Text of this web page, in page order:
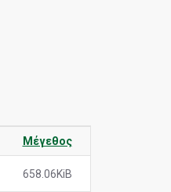
Μέγεθος
658.06KiB